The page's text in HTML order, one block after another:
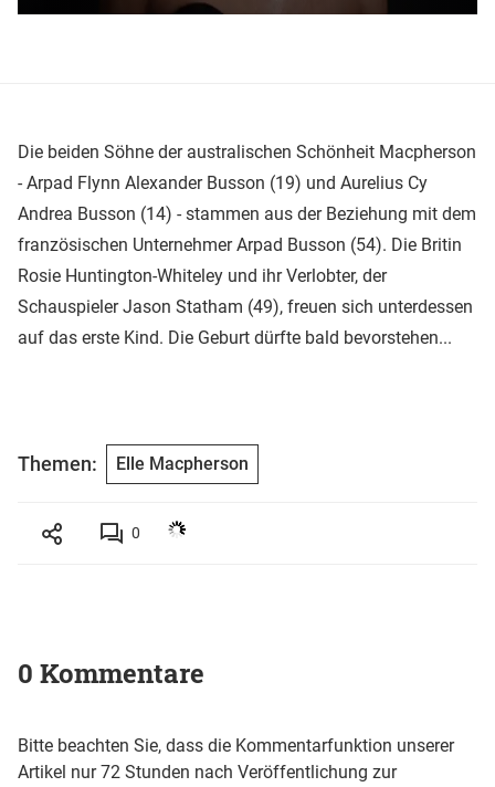
Die beiden Söhne der australischen Schönheit Macpherson
- Arpad Flynn Alexander Busson (19) und Aurelius Cy
Andrea Busson (14) - stammen aus der Beziehung mit dem
französischen Unternehmer Arpad Busson (54). Die Britin
Rosie Huntington-Whiteley und ihr Verlobter, der
Schauspieler Jason Statham (49), freuen sich unterdessen
auf das erste Kind. Die Geburt dürfte bald bevorstehen...
Themen: Elle Macpherson
0
0 Kommentare
Bitte beachten Sie, dass die Kommentarfunktion unserer
Artikel nur 72 Stunden nach Veröffentlichung zur